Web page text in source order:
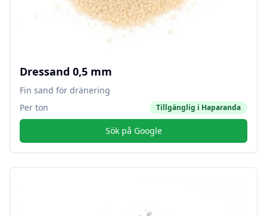
Dressand 0,5 mm
Fin sand för dränering
Per ton
Tillgänglig i Haparanda
Sök på Google